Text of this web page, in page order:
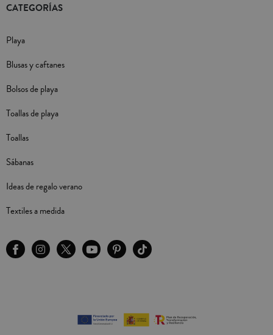
CATEGORÍAS
Playa
Blusas y caftanes
Bolsos de playa
Toallas de playa
Toallas
Sábanas
Ideas de regalo verano
Textiles a medida